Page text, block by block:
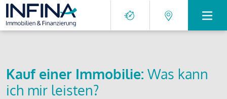
Kauf einer Immobilie: Was kann
ich mir leisten?